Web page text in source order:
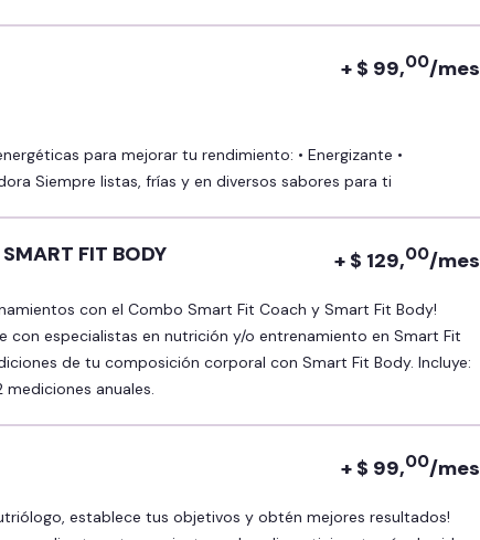
+ $ 99,00/mes
Siempre listas, frías y en diversos sabores para ti
FIT BODY + $ 129,00/mes
con especialistas en nutrición y/o entrenamiento en Smart Fit
de tu composición corporal con Smart Fit Body. Incluye:
mediciones anuales.
+ $ 99,00/mes